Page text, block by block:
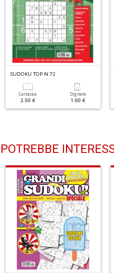
SUDOKU TOP N.72
Cartacea
2.50 €
Digitale
1.00 €
POTREBBE